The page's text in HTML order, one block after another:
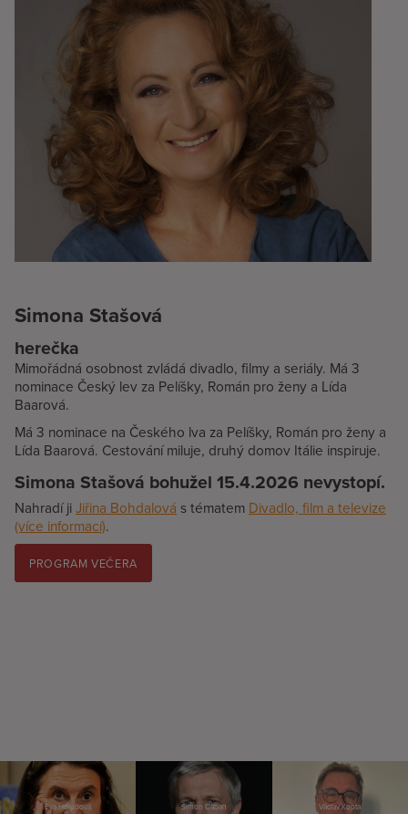
Simona Stašová
herečka
Mimořádná osobnost zvládá divadlo, filmy a seriály. Má 3
nominace Český lev za Pelíšky, Román pro ženy a Lída
Baarová.
Má 3 nominace na Českého lva za Pelíšky, Román pro ženy a
Lída Baarová. Cestování miluje, druhý domov Itálie inspiruje.
Simona Stašová bohužel 15.4.2026 nevystopí.
Nahradí jiJiřina Bohdalová s tématem Divadlo, film a televize
(více informací).
PROGRAM VEČERA
Eva Holubová Šimon Caban Václav Kopta